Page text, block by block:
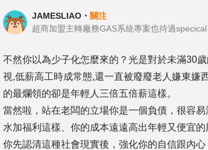
JAMESLIAO ・ 關注
不然你以為少子化怎麼來的？光是對於未滿30
視,低薪高工時成常態,還一直被廢廢老人嫌東嫌
的最爛領的卻是年輕人三倍五倍薪這樣。
當然啦，站在老闆的立場你是一個負債，很容
水加福利這樣、你的成本遠遠高出年輕又便宜的
你先認清這種社會現實後，強化你的自信跟內